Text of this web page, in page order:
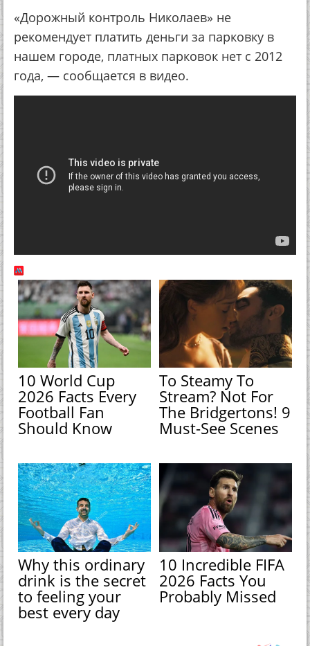
«Дорожный контроль Николаев» не
рекомендует платить деньги за парковку в
нашем городе, платных парковок нет с 2012
года, — сообщается в видео.
10 World Cup
2026 Facts Every
Football Fan
Should Know
To Steamy To
Stream? Not For
The Bridgertons! 9
Must-See Scenes
Why this ordinary
drink is the secret
to feeling your
best every day
10 Incredible FIFA
2026 Facts You
Probably Missed